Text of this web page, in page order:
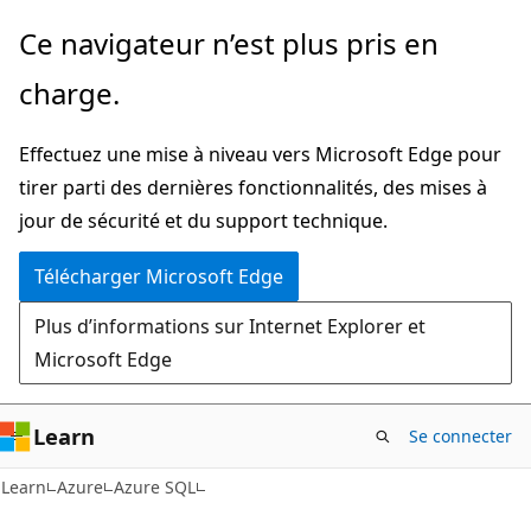
Passer
directement
au
principal
Ce navigateur n’est plus pris en
charge.
Effectuez une mise à niveau vers Microsoft Edge pour
tirer parti des dernières fonctionnalités, des mises à
jour de sécurité et du support technique.
Télécharger Microsoft Edge
Plus d’informations sur Internet Explorer et
Microsoft Edge
Learn Se connecter
Learn Azure Azure SQL